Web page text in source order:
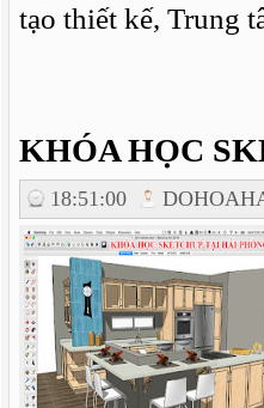
tạo thiết kế, Trung
KHÓA HỌC
18:51:00